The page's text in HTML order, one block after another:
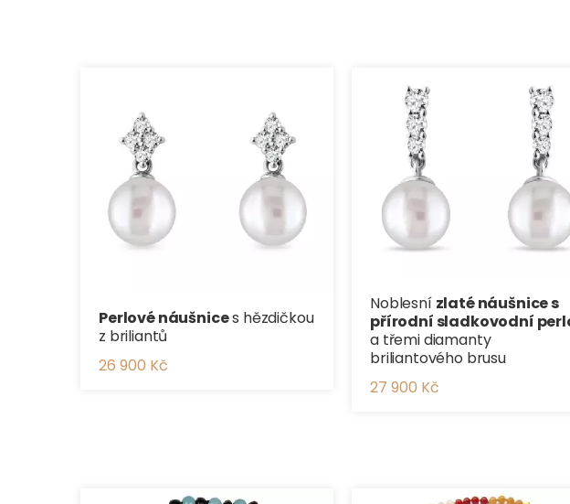
Perlové náušnices hězdičkou
z briliantů
26 900 Kč
Noblesní zlaté náušnice s
přírodní sladkovodní
a třemi diamanty
briliantového brusu
27 900 Kč